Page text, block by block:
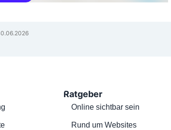
Ratgeber
Online sichtbar sein
Rund um Websites